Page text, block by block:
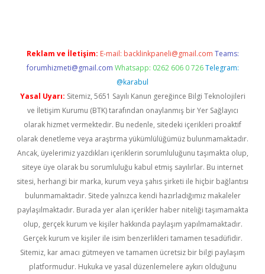
Reklam ve İletişim: E-mail: backlinkpaneli@gmail.com Teams:
forumhizmeti@gmail.com Whatsapp: 0262 606 0 726 Telegram:
@karabul
Yasal Uyarı: Sitemiz, 5651 Sayılı Kanun gereğince Bilgi Teknolojileri
ve İletişim Kurumu (BTK) tarafından onaylanmış bir Yer Sağlayıcı
olarak hizmet vermektedir. Bu nedenle, sitedeki içerikleri proaktif
olarak denetleme veya araştırma yükümlülüğümüz bulunmamaktadır.
Ancak, üyelerimiz yazdıkları içeriklerin sorumluluğunu taşımakta olup,
siteye üye olarak bu sorumluluğu kabul etmiş sayılırlar. Bu internet
sitesi, herhangi bir marka, kurum veya şahıs şirketi ile hiçbir bağlantısı
bulunmamaktadır. Sitede yalnızca kendi hazırladığımız makaleler
paylaşılmaktadır. Burada yer alan içerikler haber niteliği taşımamakta
olup, gerçek kurum ve kişiler hakkında paylaşım yapılmamaktadır.
Gerçek kurum ve kişiler ile isim benzerlikleri tamamen tesadüfidir.
Sitemiz, kar amacı gütmeyen ve tamamen ücretsiz bir bilgi paylaşım
platformudur. Hukuka ve yasal düzenlemelere aykırı olduğunu